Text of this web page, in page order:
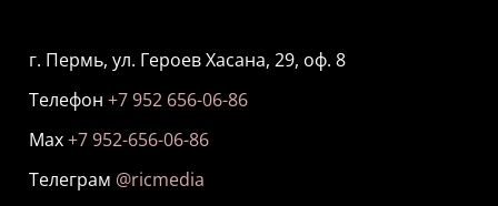
г. Пермь, ул. Героев Хасана, 29, оф. 8
Телефон +7 952 656-06-86
Мах+7 952-656-06-86
Телеграм @ricmedia